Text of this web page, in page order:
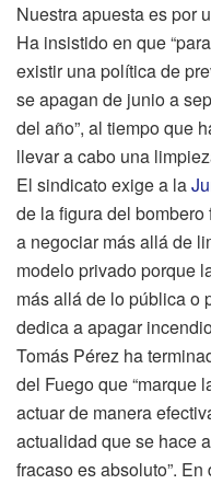
Nuestra apuesta es por
Ha insistido en que
existir una política de
se apagan de junio a
del año”, al tiempo que
llevar a cabo una
El sindicato exige a la
de la figura del
a negociar más allá de
modelo privado porque
más allá de lo pública o
dedica a apagar
Tomás Pérez ha
del Fuego que “marque
actuar de manera
actualidad que se hace
fracaso es absoluto”.